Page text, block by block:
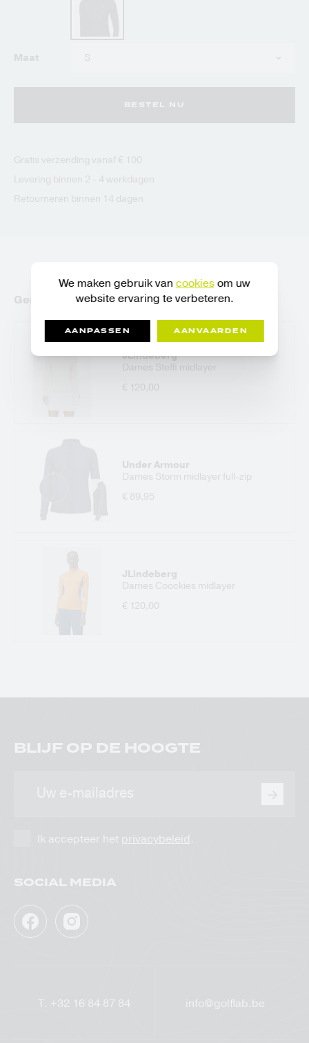
Maat
BESTEL NU
Gratis verzending vanaf € 100
Levering binnen 2 - 4 werkdagen
Retourneren binnen 14 dagen
Gerelateerde artikelen
JLindeberg
Dames Steffi midlayer
€ 120,00
Under Armour
Dames Storm midlayer full-zip
€ 89,95
JLindeberg
Dames Coockies midlayer
€ 120,00
BLIJF OP DE HOOGTE
Ik accepteer het privacybeleid.
SOCIAL MEDIA
Facebook
GolfLab
Instagram
GolfLab
T. +32 16 84 87 84 info@golflab.be
We maken gebruik van cookiesom uw
website ervaring te verbeteren.
AANPASSEN AANVAARDEN